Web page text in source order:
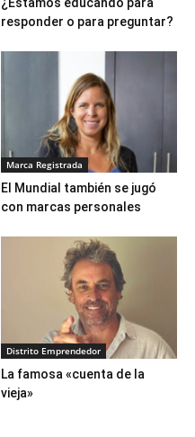
¿Estamos educando para
responder o para preguntar?
Marca Registrada
El Mundial también se jugó
con marcas personales
Distrito Emprendedor
La famosa «cuenta de la
vieja»